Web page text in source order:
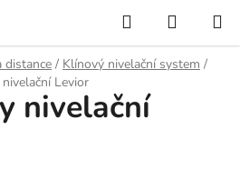
Hledat
KOŠÍK
distance / Klínový nivelační system /
Levior
nivelační